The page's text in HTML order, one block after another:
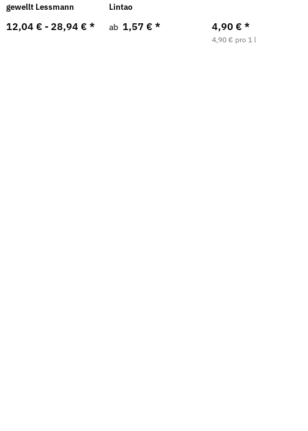
gewellt Lessmann
12,04 € - 28,94 €*
Lintao
ab 1,57 € * 4,90 €*
4,90 € pro 1 l